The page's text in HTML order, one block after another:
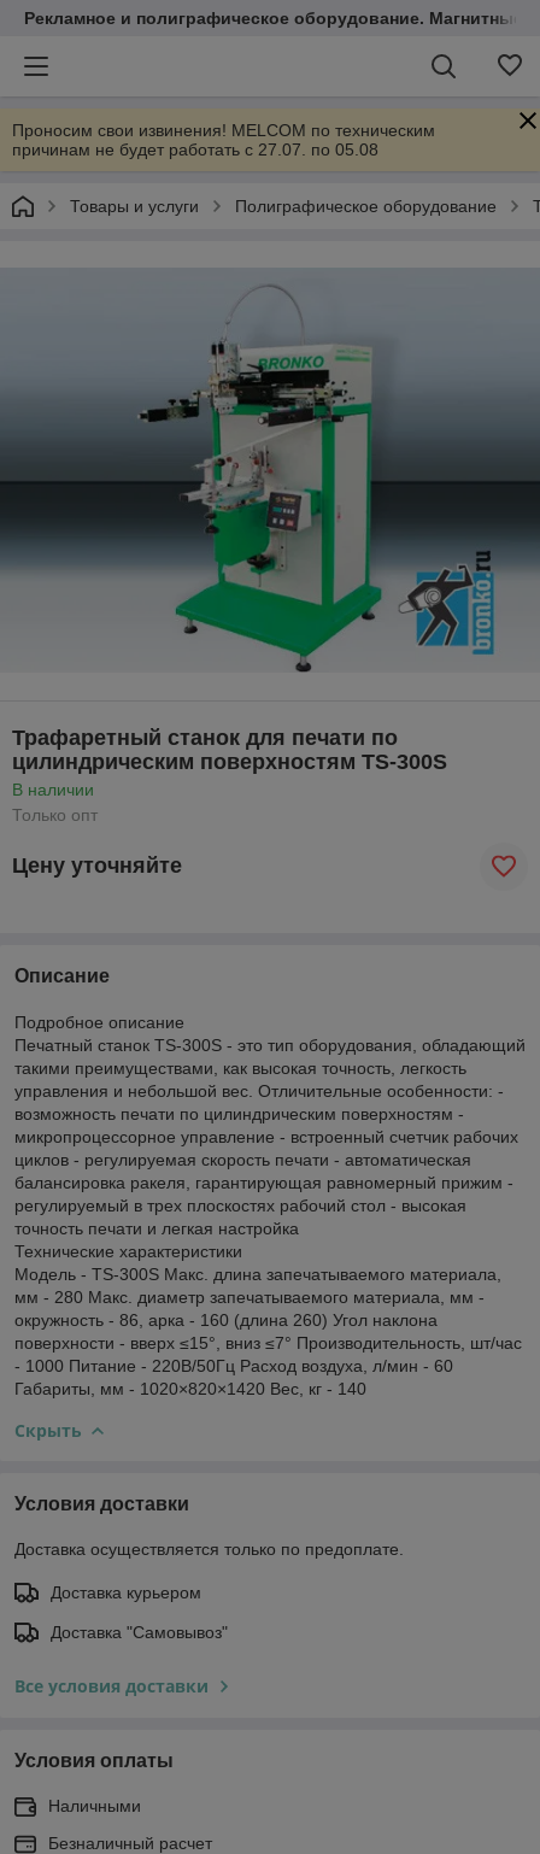
Рекламное и полиграфическое оборудование. Магнитные
Проносим свои извинения! MELCOM по техническим
причинам не будет работать с 27.07. по 05.08
Товары и услуги Полиграфическое оборудование
Трафаретный станок для печати по
цилиндрическим поверхностям TS-300S
В наличии
Только опт
Цену уточняйте
Описание
Подробное описание
Печатный станок TS-300S - это тип оборудования, обладающий
такими преимуществами, как высокая точность, легкость
управления и небольшой вес. Отличительные особенности: -
возможность печати по цилиндрическим поверхностям -
микропроцессорное управление - встроенный счетчик рабочих
циклов - регулируемая скорость печати - автоматическая
балансировка ракеля, гарантирующая равномерный прижим -
регулируемый в трех плоскостях рабочий стол - высокая
точность печати и легкая настройка
Технические характеристики
Модель - TS-300S Макс. длина запечатываемого материала,
мм - 280 Макс. диаметр запечатываемого материала, мм -
окружность - 86, арка - 160 (длина 260) Угол наклона
поверхности - вверх ≤15°, вниз ≤7° Производительность, шт/час
- 1000 Питание - 220В/50Гц Расход воздуха, л/мин - 60
Габариты, мм - 1020×820×1420 Вес, кг - 140
Скрыть
Условия доставки
Доставка осуществляется только по предоплате.
Доставка курьером
Доставка "Самовывоз"
Все условия доставки
Условия оплаты
Наличными
Безналичный расчет